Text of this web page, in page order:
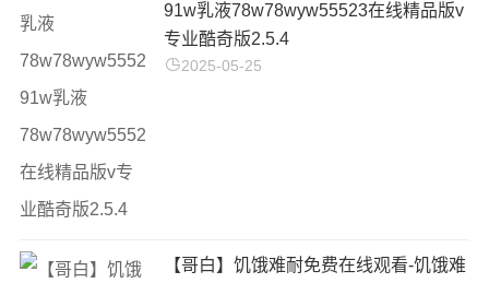
91w乳液78w78wyw55523在线精品版v
专业酷奇版2.5.4
2025-05-25
【哥白】饥饿难耐免费在线观看-饥饿难